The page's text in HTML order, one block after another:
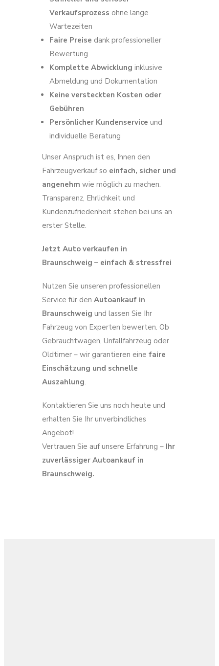
Verkaufsprozess ohne lange
Wartezeiten
Faire Preise dank professioneller
Bewertung
Komplette Abwicklung inklusive
Abmeldung und Dokumentation
Keine versteckten Kosten oder
Gebühren
Persönlicher Kundenservice und
individuelle Beratung
Unser Anspruch ist es, Ihnen den
Fahrzeugverkauf so einfach, sicher und
angenehm wie möglich zu machen.
Transparenz, Ehrlichkeit und
Kundenzufriedenheit stehen bei uns an
erster Stelle.
Jetzt Auto verkaufen in
Braunschweig – einfach & stressfrei
Nutzen Sie unseren professionellen
Service für den Autoankauf in
Braunschweig und lassen Sie Ihr
Fahrzeug von Experten bewerten. Ob
Gebrauchtwagen, Unfallfahrzeug oder
Oldtimer – wir garantieren eine faire
Einschätzung und schnelle
Auszahlung.
Kontaktieren Sie uns noch heute und
erhalten Sie Ihr unverbindliches
Angebot!
Vertrauen Sie auf unsere Erfahrung – Ihr
zuverlässiger Autoankauf in
Braunschweig.